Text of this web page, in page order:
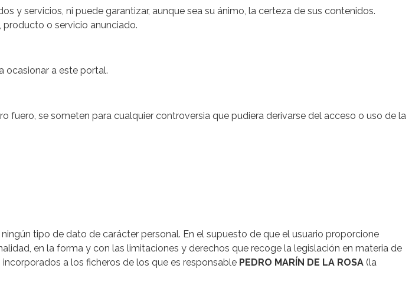
y servicios, ni puede garantizar, aunque sea su ánimo, la certeza de sus contenidos.
o servicio anunciado.
ocasionar a este portal.
fuero, se someten para cualquier controversia que pudiera derivarse del acceso o uso de la
tipo de dato de carácter personal. En el supuesto de que el usuario proporcione
en la forma y con las limitaciones y derechos que recoge la legislación en materia de
a los ficheros de los que es responsable PEDRO MARÍN DE LA ROSA (la